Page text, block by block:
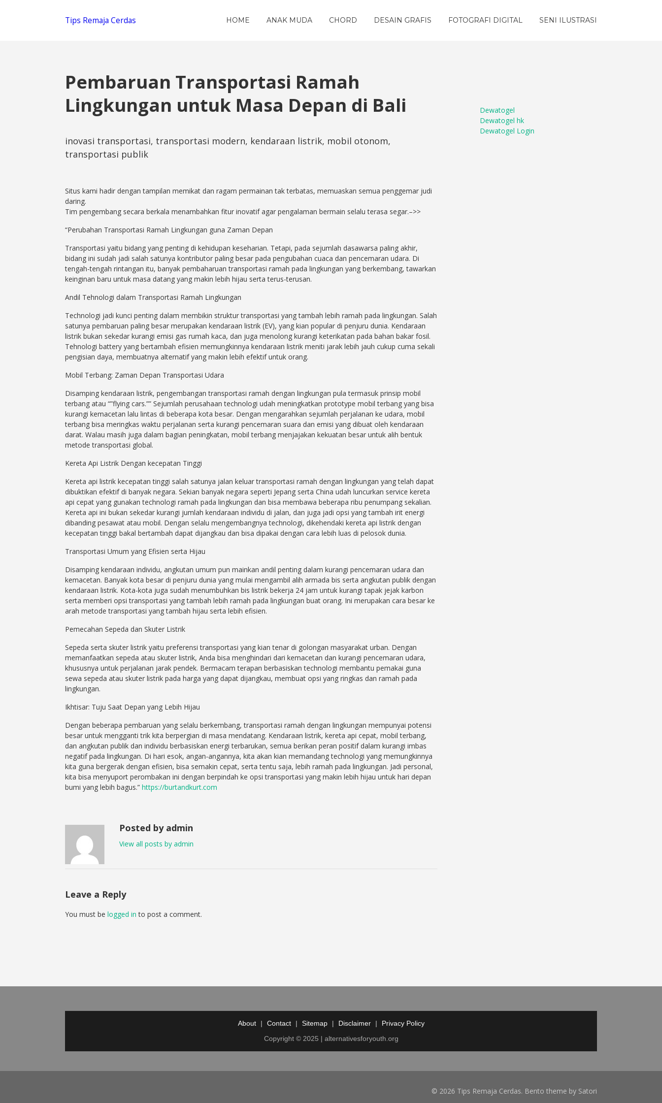
Tips Remaja Cerdas HOME ANAK MUDA CHORD DESAIN GRAFIS FOTOGRAFI DIGITAL SENI ILUSTRASI
Pembaruan Transportasi Ramah
Lingkungan untuk Masa Depan di Bali
inovasi transportasi, transportasi modern, kendaraan listrik, mobil otonom,
transportasi publik
Situs kami hadir dengan tampilan memikat dan ragam permainan tak terbatas, memuaskan semua penggemar judi
daring.
Tim pengembang secara berkala menambahkan fitur inovatif agar pengalaman bermain selalu terasa segar.–>>
“Perubahan Transportasi Ramah Lingkungan guna Zaman Depan
Transportasi yaitu bidang yang penting di kehidupan keseharian. Tetapi, pada sejumlah dasawarsa paling akhir,
bidang ini sudah jadi salah satunya kontributor paling besar pada pengubahan cuaca dan pencemaran udara. Di
tengah-tengah rintangan itu, banyak pembaharuan transportasi ramah pada lingkungan yang berkembang, tawarkan
keinginan baru untuk masa datang yang makin lebih hijau serta terus-terusan.
Andil Tehnologi dalam Transportasi Ramah Lingkungan
Technologi jadi kunci penting dalam membikin struktur transportasi yang tambah lebih ramah pada lingkungan. Salah
satunya pembaruan paling besar merupakan kendaraan listrik (EV), yang kian popular di penjuru dunia. Kendaraan
listrik bukan sekedar kurangi emisi gas rumah kaca, dan juga menolong kurangi keterikatan pada bahan bakar fosil.
Tehnologi battery yang bertambah efisien memungkinnya kendaraan listrik meniti jarak lebih jauh cukup cuma sekali
pengisian daya, membuatnya alternatif yang makin lebih efektif untuk orang.
Mobil Terbang: Zaman Depan Transportasi Udara
Disamping kendaraan listrik, pengembangan transportasi ramah dengan lingkungan pula termasuk prinsip mobil
terbang atau “”flying cars.”” Sejumlah perusahaan technologi udah meningkatkan prototype mobil terbang yang bisa
kurangi kemacetan lalu lintas di beberapa kota besar. Dengan mengarahkan sejumlah perjalanan ke udara, mobil
terbang bisa meringkas waktu perjalanan serta kurangi pencemaran suara dan emisi yang dibuat oleh kendaraan
darat. Walau masih juga dalam bagian peningkatan, mobil terbang menjajakan kekuatan besar untuk alih bentuk
metode transportasi global.
Kereta Api Listrik Dengan kecepatan Tinggi
Kereta api listrik kecepatan tinggi salah satunya jalan keluar transportasi ramah dengan lingkungan yang telah dapat
dibuktikan efektif di banyak negara. Sekian banyak negara seperti Jepang serta China udah luncurkan service kereta
api cepat yang gunakan technologi ramah pada lingkungan dan bisa membawa beberapa ribu penumpang sekalian.
Kereta api ini bukan sekedar kurangi jumlah kendaraan individu di jalan, dan juga jadi opsi yang tambah irit energi
dibanding pesawat atau mobil. Dengan selalu mengembangnya technologi, dikehendaki kereta api listrik dengan
kecepatan tinggi bakal bertambah dapat dijangkau dan bisa dipakai dengan cara lebih luas di pelosok dunia.
Transportasi Umum yang Efisien serta Hijau
Disamping kendaraan individu, angkutan umum pun mainkan andil penting dalam kurangi pencemaran udara dan
kemacetan. Banyak kota besar di penjuru dunia yang mulai mengambil alih armada bis serta angkutan publik dengan
kendaraan listrik. Kota-kota juga sudah menumbuhkan bis listrik bekerja 24 jam untuk kurangi tapak jejak karbon
serta memberi opsi transportasi yang tambah lebih ramah pada lingkungan buat orang. Ini merupakan cara besar ke
arah metode transportasi yang tambah hijau serta lebih efisien.
Pemecahan Sepeda dan Skuter Listrik
Sepeda serta skuter listrik yaitu preferensi transportasi yang kian tenar di golongan masyarakat urban. Dengan
memanfaatkan sepeda atau skuter listrik, Anda bisa menghindari dari kemacetan dan kurangi pencemaran udara,
khususnya untuk perjalanan jarak pendek. Bermacam terapan berbasiskan technologi membantu pemakai guna
sewa sepeda atau skuter listrik pada harga yang dapat dijangkau, membuat opsi yang ringkas dan ramah pada
lingkungan.
Ikhtisar: Tuju Saat Depan yang Lebih Hijau
Dengan beberapa pembaruan yang selalu berkembang, transportasi ramah dengan lingkungan mempunyai potensi
besar untuk mengganti trik kita berpergian di masa mendatang. Kendaraan listrik, kereta api cepat, mobil terbang,
dan angkutan publik dan individu berbasiskan energi terbarukan, semua berikan peran positif dalam kurangi imbas
negatif pada lingkungan. Di hari esok, angan-angannya, kita akan kian memandang technologi yang memungkinnya
kita guna bergerak dengan efisien, bisa semakin cepat, serta tentu saja, lebih ramah pada lingkungan. Jadi personal,
kita bisa menyuport perombakan ini dengan berpindah ke opsi transportasi yang makin lebih hijau untuk hari depan
bumi yang lebih bagus.” https://burtandkurt.com
Posted by admin
View all posts by admin
Leave a Reply
You must be logged in to post a comment.
Dewatogel
Dewatogel hk
Dewatogel Login
About | Contact | Sitemap | Disclaimer |
Privacy Policy
Copyright © 2025 | alternativesforyouth.org
© 2026 Tips Remaja Cerdas. Bento theme by Satori